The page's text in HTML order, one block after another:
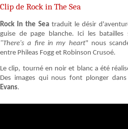
Clip de Rock in The Sea
Rock In the Seatraduit le désir
guise de page blanche. Ici les
"There's a fire in my heart" nous
entre Phileas Fogg et Robinson Crusoé.
Le clip, tourné en noir et blanc a été
Des images qui nous font plonger
Evans.